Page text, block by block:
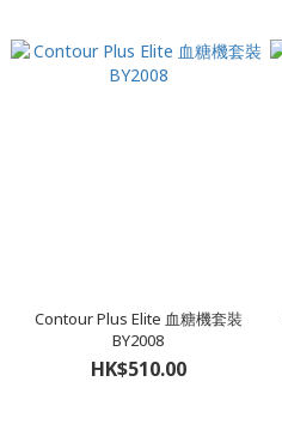
Contour Plus Elite 血糖機套裝
BY2008
HK$510.00